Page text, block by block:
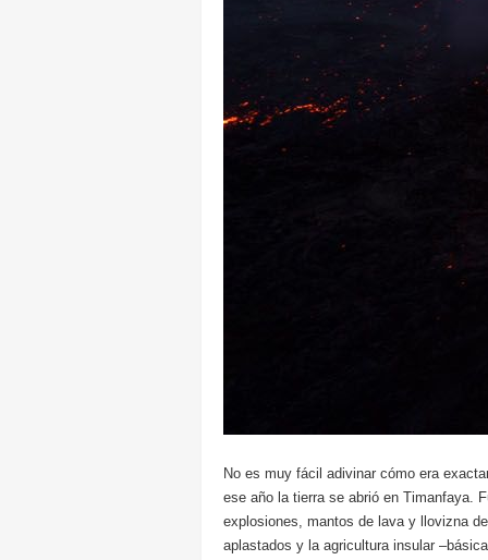
No es muy fácil adivinar cómo era
ese año la tierra se abrió en Timanfaya.
explosiones, mantos de lava y llovizna
aplastados y la agricultura insular